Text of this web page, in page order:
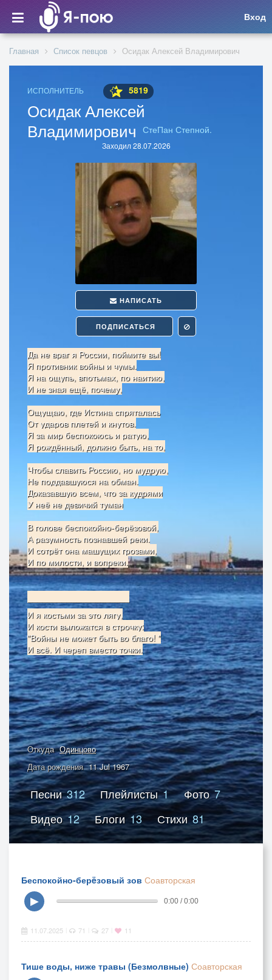
Вход
Главная Список певцов Осидак Алексей Владимирович
ИСПОЛНИТЕЛЬ 5819
Осидак Алексей
Владимирович СтеПан Степной.
Заходил 28.07.2026
НАПИСАТЬ
ПОДПИСАТЬСЯ
Да не враг я России, поймите вы!
Я противник войны и чумы.
Я на ощупь, впотьмах, по наитию,
И не зная ещё, почему,
Ощущаю, где Истина спряталась
От ударов плетей и кнутов.
Я за мир беспокоюсь и ратую,
Я рождённый, должно быть, на то,
Чтобы славить Россию, но мудрую,
Не поддавшуюся на обман.
Доказавшую всем, что за кудрями
У неё не девичий туман
В голове беспокойно-берёзовой,
А разумность познавшей реки.
И сотрёт она машущих грозами,
И по милости, и вопреки.
И я костьми за это лягу,
И кости выложатся в строчку:
"Войны не может быть во благо! "
И всё. И череп вместо точки.
Откуда Одинцово
Дата рождения 11 Jul 1967
Песни312 Плейлисты1 Фото7
Видео12 Блоги 13 Стихи81
Беспокойно-берëзовый зов Соавторская
▶
0:00 / 0:00
11.07.2025 71 27 11
Тише воды, ниже травы (Безмолвные) Соавторская